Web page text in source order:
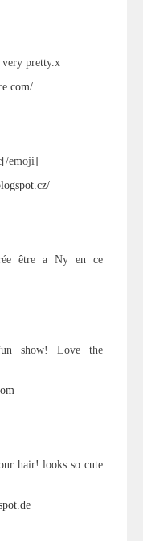
pretty.x
emoji]
être a Ny en ce
show! Love the
hair! looks so cute